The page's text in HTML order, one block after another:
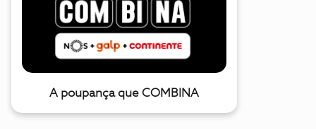
A poupança que COMBINA